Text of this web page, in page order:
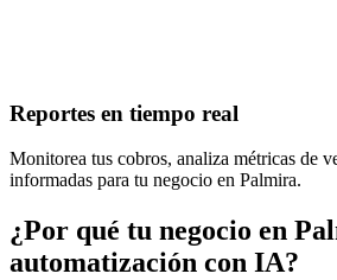
Reportes en tiempo real
Monitorea tus cobros, analiza métricas de
informadas para tu negocio en Palmira.
¿Por qué tu negocio en
automatización con IA?